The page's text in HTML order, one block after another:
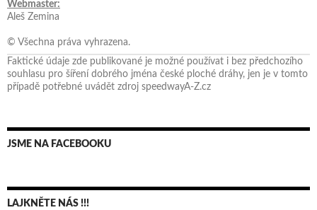
Webmaster:
Aleš Zemina
© Všechna práva vyhrazena.
Faktické údaje zde publikované je možné používat i bez předchozího
souhlasu pro šíření dobrého jména české ploché dráhy, jen je v tomto
případě potřebné uvádět zdroj speedwayA-Z.cz
JSME NA FACEBOOKU
LAJKNĚTE NÁS !!!